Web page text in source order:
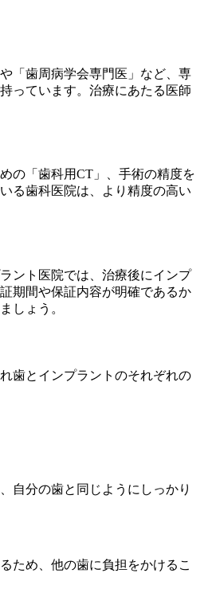
「歯周病学会専門医」など、専
っています。治療にあたる医師
の「歯科用CT」、手術の精度を
る歯科医院は、より精度の高い
ント医院では、治療後にインプ
期間や保証内容が明確であるか
しょう。
歯とインプラントのそれぞれの
自分の歯と同じようにしっかり
ため、他の歯に負担をかけるこ